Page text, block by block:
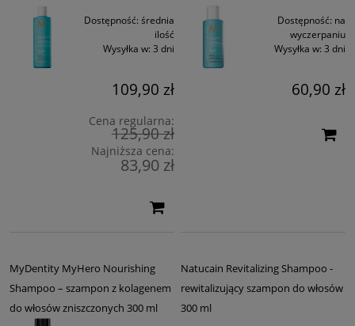
Dostępność: średnia
ilość
Wysyłka w: 3 dni
109,90 zł
Cena regularna:
125,90 zł
Najniższa cena:
83,90 zł
Dostępność: na
wyczerpaniu
Wysyłka w: 3 dni
60,90 zł
MyDentity MyHero Nourishing
Shampoo – szampon z kolagenem
do włosów zniszczonych 300 ml
Natucain Revitalizing Shampoo -
rewitalizujący szampon do włosów
300 ml